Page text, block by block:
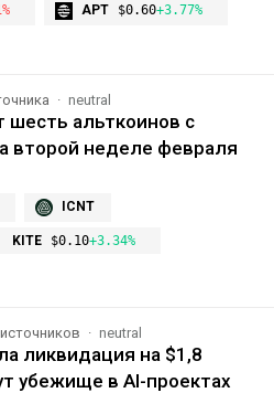
APT $0.60+3.77%
neutral
альткоинов с
второй неделе февраля
ICNT
KITE $0.10+3.34%
neutral
ликвидация на $1,8
убежище в AI-проектах